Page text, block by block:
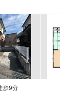
歩9分